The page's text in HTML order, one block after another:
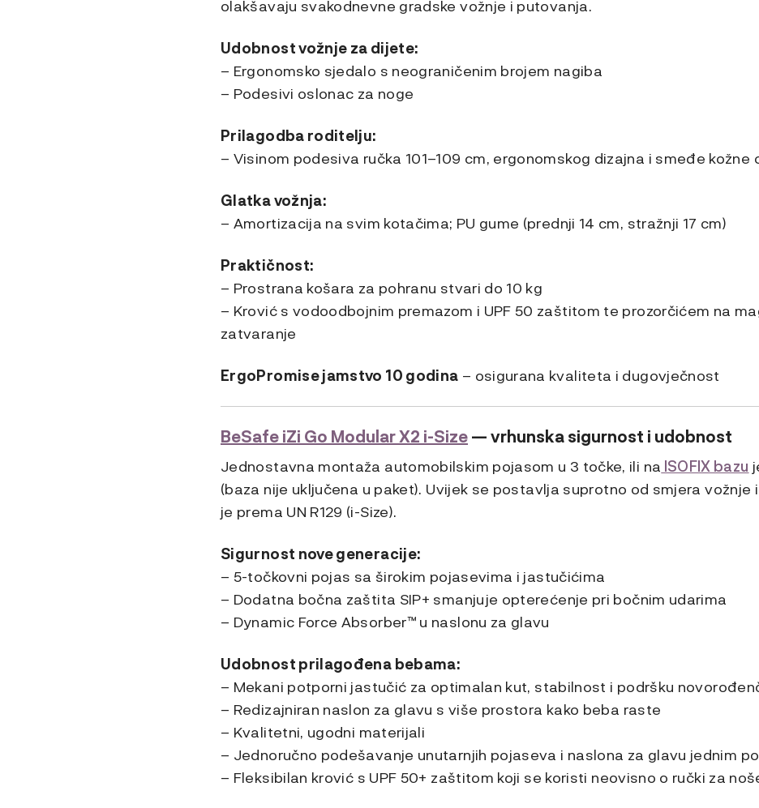
olakšavaju svakodnevne gradske vožnje i putovanja.
Udobnost vožnje za dijete:
– Ergonomsko sjedalo s neograničenim brojem nagiba
– Podesivi oslonac za noge
Prilagodba roditelju:
– Visinom podesiva ručka 101–109 cm, ergonomskog dizajna i smeđe kožne
Glatka vožnja:
– Amortizacija na svim kotačima; PU gume (prednji 14 cm, stražnji 17 cm)
Praktičnost:
– Prostrana košara za pohranu stvari do 10 kg
– Krović s vodoodbojnim premazom i UPF 50 zaštitom te prozorčićem na
zatvaranje
ErgoPromise jamstvo 10 godina – osigurana kvaliteta i dugovječnost
BeSafe iZi Go Modular X2 i-Size— vrhunska sigurnost i udobnost
Jednostavna montaža automobilskim pojasom u 3 točke, ili na ISOFIX bazu
(baza nije uključena u paket). Uvijek se postavlja suprotno od smjera vožnje
je prema UN R129 (i-Size).
Sigurnost nove generacije:
– 5-točkovni pojas sa širokim pojasevima i jastučićima
– Dodatna bočna zaštita SIP+ smanjuje opterećenje pri bočnim udarima
– Dynamic Force Absorber™ u naslonu za glavu
Udobnost prilagođena bebama:
– Mekani potporni jastučić za optimalan kut, stabilnost i podršku
– Redizajniran naslon za glavu s više prostora kako beba raste
– Kvalitetni, ugodni materijali
– Jednoručno podešavanje unutarnjih pojaseva i naslona za glavu jednim
– Fleksibilan krović s UPF 50+ zaštitom koji se koristi neovisno o ručki za